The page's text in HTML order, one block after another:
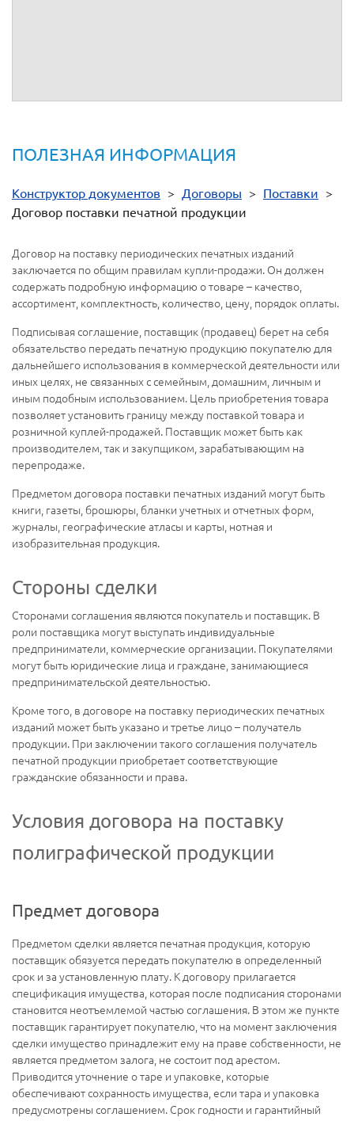
ПОЛЕЗНАЯ ИНФОРМАЦИЯ
Конструктор документов > Договоры > Поставки >
Договор поставки печатной продукции
Договор на поставку периодических печатных изданий
заключается по общим правилам купли-продажи. Он должен
содержать подробную информацию о товаре – качество,
ассортимент, комплектность, количество, цену, порядок оплаты.
Подписывая соглашение, поставщик (продавец) берет на себя
обязательство передать печатную продукцию покупателю для
дальнейшего использования в коммерческой деятельности или
иных целях, не связанных с семейным, домашним, личным и
иным подобным использованием. Цель приобретения товара
позволяет установить границу между поставкой товара и
розничной куплей-продажей. Поставщик может быть как
производителем, так и закупщиком, зарабатывающим на
перепродаже.
Предметом договора поставки печатных изданий могут быть
книги, газеты, брошюры, бланки учетных и отчетных форм,
журналы, географические атласы и карты, нотная и
изобразительная продукция.
Стороны сделки
Сторонами соглашения являются покупатель и поставщик. В
роли поставщика могут выступать индивидуальные
предприниматели, коммерческие организации. Покупателями
могут быть юридические лица и граждане, занимающиеся
предпринимательской деятельностью.
Кроме того, в договоре на поставку периодических печатных
изданий может быть указано и третье лицо – получатель
продукции. При заключении такого соглашения получатель
печатной продукции приобретает соответствующие
гражданские обязанности и права.
Условия договора на поставку
полиграфической продукции
Предмет договора
Предметом сделки является печатная продукция, которую
поставщик обязуется передать покупателю в определенный
срок и за установленную плату. К договору прилагается
спецификация имущества, которая после подписания сторонами
становится неотъемлемой частью соглашения. В этом же пункте
поставщик гарантирует покупателю, что на момент заключения
сделки имущество принадлежит ему на праве собственности, не
является предметом залога, не состоит под арестом.
Приводится уточнение о таре и упаковке, которые
обеспечивают сохранность имущества, если тара и упаковка
предусмотрены соглашением. Срок годности и гарантийный